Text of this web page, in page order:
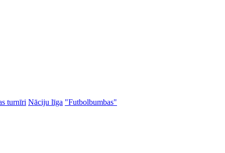
turnīri Nāciju līga "Futbolbumbas"